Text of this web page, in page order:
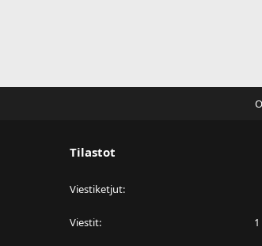
Tilastot
Viestiketjut
Viestit